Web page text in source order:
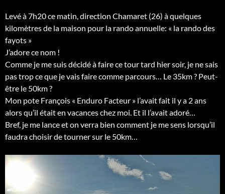
Levé à 7h20 ce matin, direction Chamaret (26) à quelques
kilomètres de la maison pour la rando annuelle: « la rando des
fayots »
J’adore ce nom !
Comme je me suis décidé à faire ce tour tard hier soir, je ne sais
pas trop ce que je vais faire comme parcours… Le 35km ? Peut-
être le 50km ?
Mon pote François « Enduro Facteur » l’avait fait il y a 2 ans
alors qu’il était en vacances chez moi. Et il l’avait adoré…
Bref, je me lance et on verra bien comment je me sens lorsqu’il
faudra choisir de tourner sur le 50km…